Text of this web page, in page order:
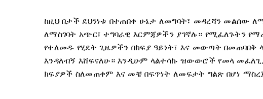
ከዚህ በታች ደህንነቱ በተጠበቀ ሁኔታ ለመግባት፣ መዳረሻን መልሰው
ለማስገባት አጭር፣ ተግባራዊ እርምጃዎችን ያገኛሉ። የሚፈለጉትን
የተለመዱ የሂደት ጊዜዎችን በክፍያ ዓይነት፣ እና መውጣት
እንዳለብኝ እሸፍናለሁ። እንዲሁም ላልተሳኩ ዝውውሮች የመላ
ክፍያዎች ስለመጠቀም እና መቼ በፍጥነት ለመፍታት ግልጽ በሆነ